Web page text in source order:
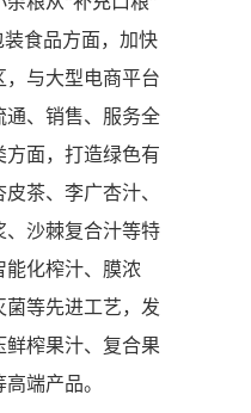
装食品方面，加快
，与大型电商平台
通、销售、服务全
方面，打造绿色有
茶、李广杏汁、
、沙棘复合汁等特
能化榨汁、膜浓
等先进工艺，发
鲜榨果汁、复合果
端产品。